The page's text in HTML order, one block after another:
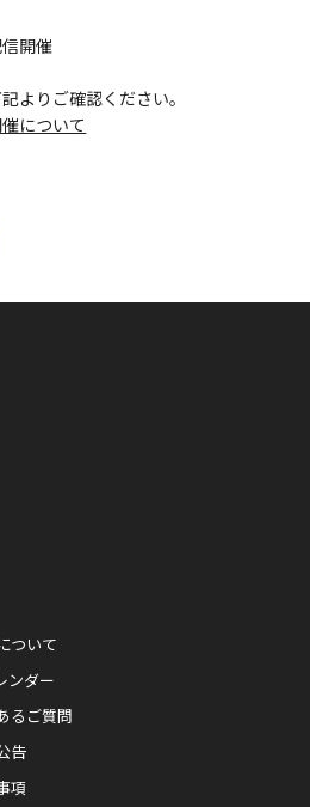
開催
よりご確認ください。
について
ついて
ンダー
るご質問
告
項